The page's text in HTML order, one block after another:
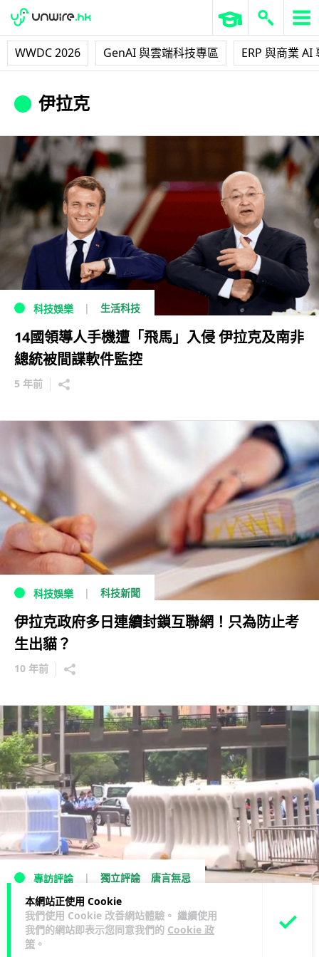
WWDC 2026 GenAI 與雲端科技專區 ERP 與商業 AI
本網站正使用 Cookie
我們使用 Cookie 改善網站體驗。 繼續使用
我們的網站即表示您同意我們的 Cookie 政
策 。
伊拉克
科技娛樂 生活科技
14國領導人手機遭「飛馬」入侵 伊拉克及南非
總統被間諜軟件監控
5 年前
科技娛樂 科技新聞
伊拉克政府多日連續封鎖互聯網！只為防止考
生出貓？
10 年前
專訪評論 獨立評論 唐言無忌
唐言無忌：小題大做
10 年前